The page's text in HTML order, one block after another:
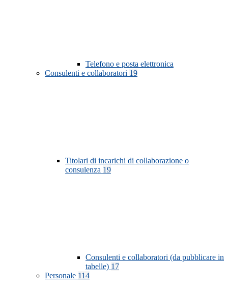
Telefono e posta elettronica
Consulenti e collaboratori 19
Titolari di incarichi di collaborazione o
consulenza 19
Consulenti e collaboratori (da pubblicare in
tabelle) 17
Personale 114